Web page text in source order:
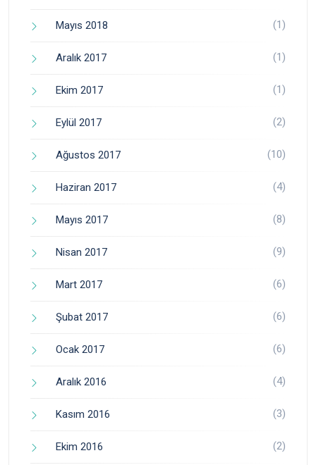
Mayıs 2018 (1)
Aralık 2017 (1)
Ekim 2017 (1)
Eylül 2017 (2)
Ağustos 2017 (10)
Haziran 2017 (4)
Mayıs 2017 (8)
Nisan 2017 (9)
Mart 2017 (6)
Şubat 2017 (6)
Ocak 2017 (6)
Aralık 2016 (4)
Kasım 2016 (3)
Ekim 2016 (2)